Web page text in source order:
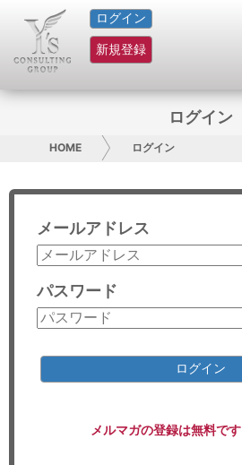
ログイン
新規登録
HOME
サービス紹介
グループ概要
採用情報
お問い合わせ
コンサルティング
リサーチ
ログイン
HOME ログイン
メールアドレス
パスワード
ログイン
メルマガの登録は無料です